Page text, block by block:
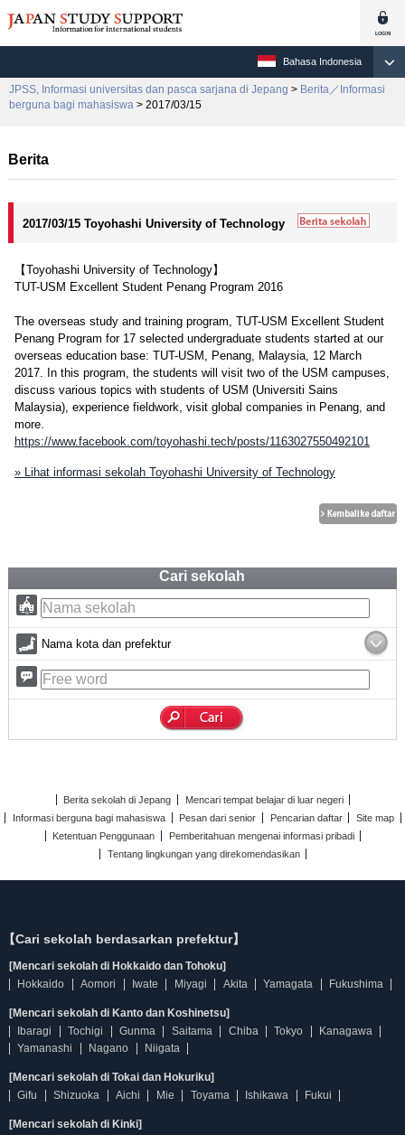
Bahasa Indonesia
JPSS, Informasi universitas dan pasca sarjana di Jepang > Berita／Informasi
berguna bagi mahasiswa > 2017/03/15
Berita
2017/03/15 Toyohashi University of Technology
【Toyohashi University of Technology】
TUT-USM Excellent Student Penang Program 2016
The overseas study and training program, TUT-USM Excellent Student
Penang Program for 17 selected undergraduate students started at our
overseas education base: TUT-USM, Penang, Malaysia, 12 March
2017. In this program, the students will visit two of the USM campuses,
discuss various topics with students of USM (Universiti Sains
Malaysia), experience fieldwork, visit global companies in Penang, and
more.
https://www.facebook.com/toyohashi.tech/posts/1163027550492101
» Lihat informasi sekolah Toyohashi University of Technology
Cari sekolah
Nama kota dan prefektur
Berita sekolah di Jepang
Mencari tempat belajar di luar negeri
Informasi berguna bagi mahasiswa
Pesan dari senior Pencarian daftar
Site map
Ketentuan Penggunaan
Pemberitahuan mengenai informasi pribadi
Tentang lingkungan yang direkomendasikan
【Cari sekolah berdasarkan prefektur】
[Mencari sekolah di Hokkaido dan Tohoku]
Hokkaido
Aomori Iwate Miyagi Akita Yamagata Fukushima
[Mencari sekolah di Kanto dan Koshinetsu]
Ibaragi
Tochigi Gunma Saitama Chiba Tokyo
Kanagawa
Yamanashi
Nagano Niigata
[Mencari sekolah di Tokai dan Hokuriku]
Gifu
Shizuoka Aichi Mie Toyama Ishikawa Fukui
[Mencari sekolah di Kinki]